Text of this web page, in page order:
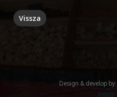
Design & develop by: